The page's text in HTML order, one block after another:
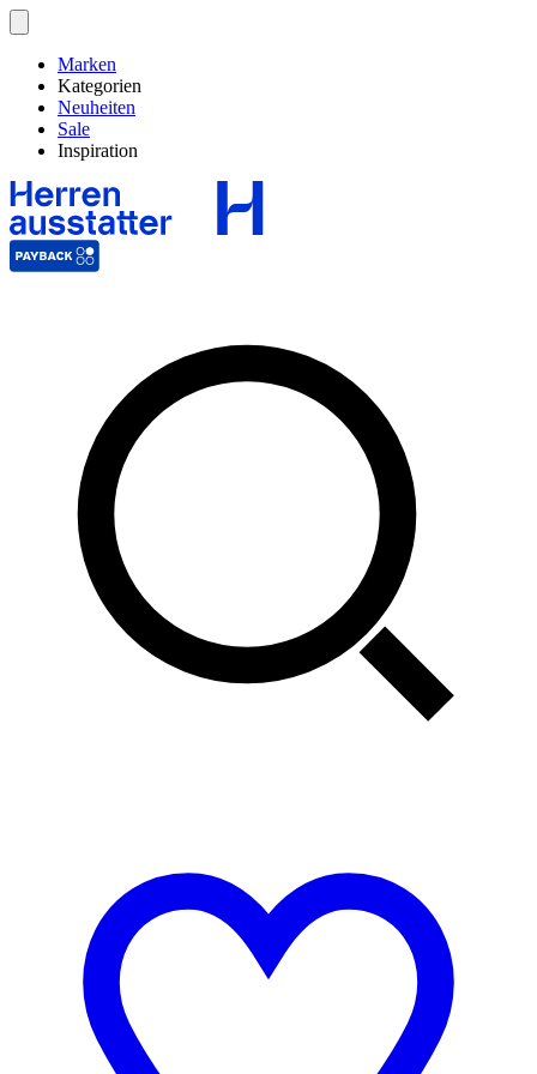
Marken
Kategorien
Neuheiten
Sale
Inspiration